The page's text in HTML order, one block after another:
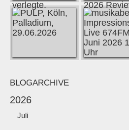
BLOGARCHIVE
2026
Juli